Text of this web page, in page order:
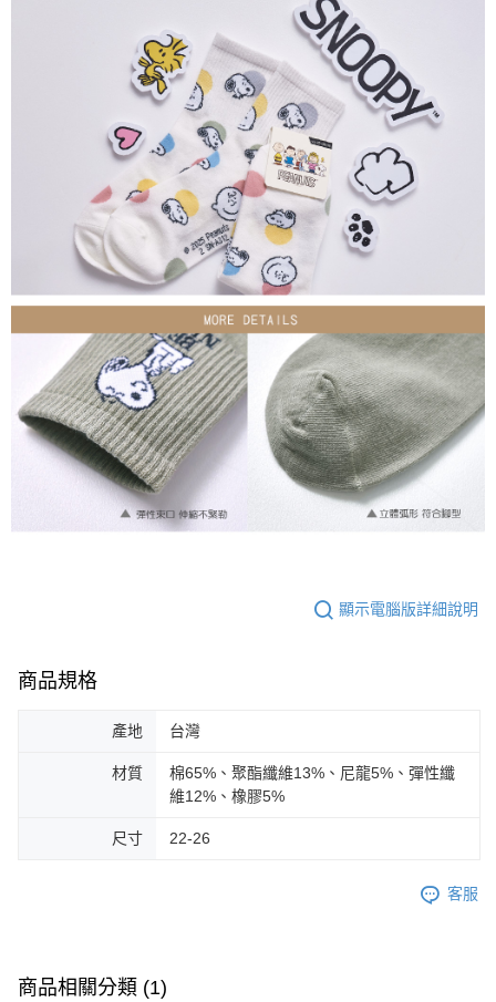
顯示電腦版詳細說明
商品規格
產地 台灣
材質
棉65%、聚酯纖維13%、尼龍5%、彈性纖
維12%、橡膠5%
尺寸 22-26
客服
商品相關分類 (1)